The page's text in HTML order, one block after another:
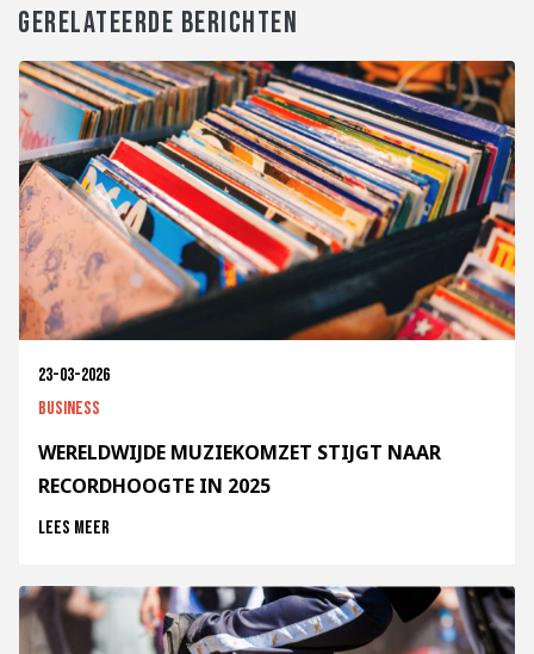
GERELATEERDE BERICHTEN
23-03-2026
Business
WERELDWIJDE MUZIEKOMZET STIJGT NAAR
RECORDHOOGTE IN 2025
Lees meer